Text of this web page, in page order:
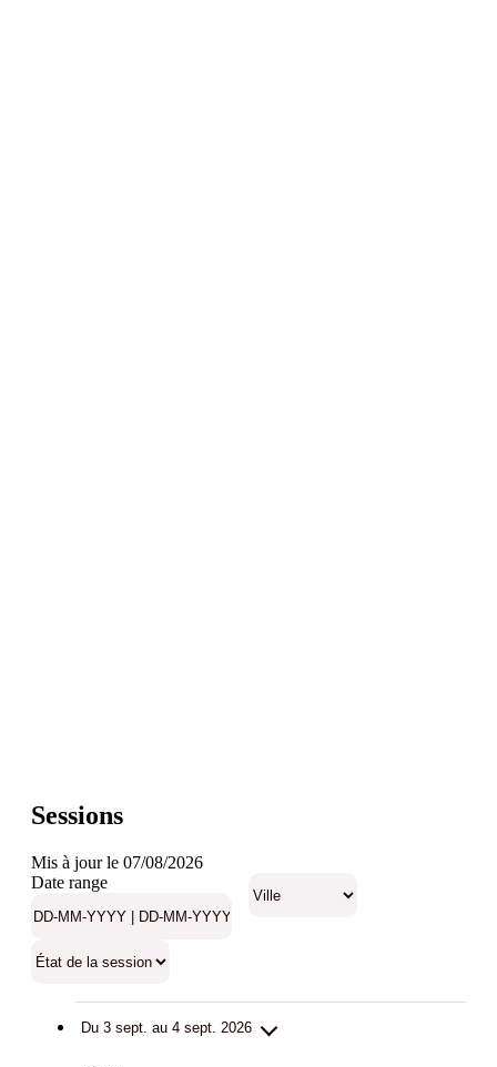
Sessions
Mis à jour le 07/08/2026
Date range
Du 3 sept. au 4 sept. 2026